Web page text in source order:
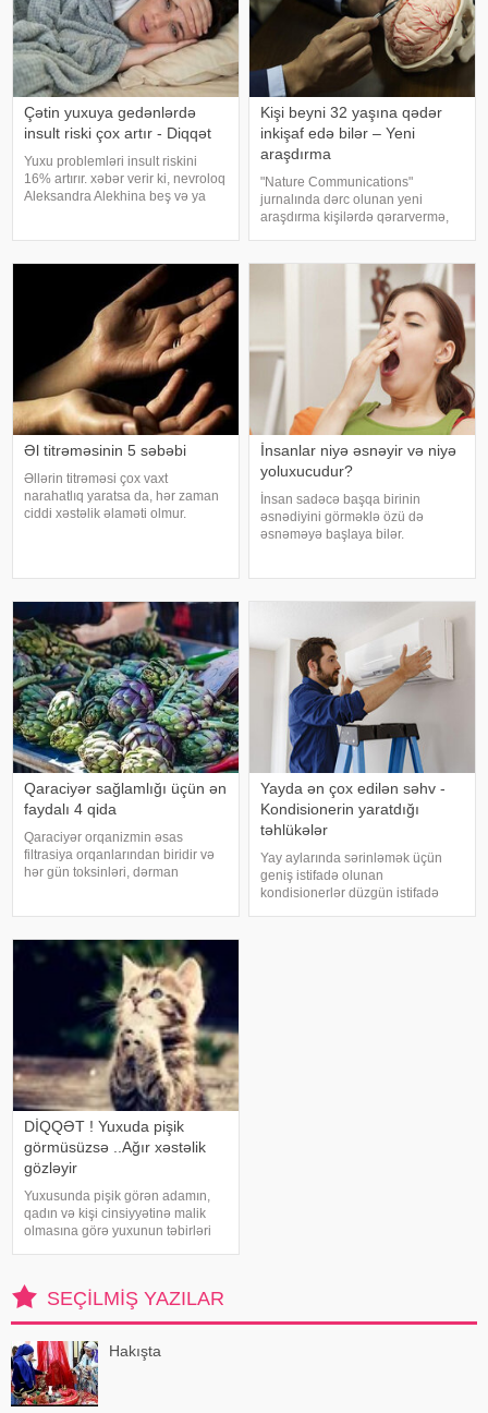
Çətin yuxuya gedənlərdə
insult riski çox artır - Diqqət
Yuxu problemləri insult riskini
16% artırır. xəbər verir ki, nevroloq
Aleksandra Alekhina beş və ya
artdığını deyib. İnsult ciddi və
Kişi beyni 32 yaşına qədər
inkişaf edə bilər – Yeni
araşdırma
"Nature Communications"
jurnalında dərc olunan yeni
araşdırma kişilərdə qərarvermə,
olan beyin nahiyələrinin orta
hesabla 32 yaşına qədər inkişa
Əl titrəməsinin 5 səbəbi
Əllərin titrəməsi çox vaxt
narahatlıq yaratsa da, hər zaman
ciddi xəstəlik əlaməti olmur.
qalxa bilər. Fransız mətbuatın
İnsanlar niyə əsnəyir və niyə
yoluxucudur?
İnsan sadəcə başqa birinin
əsnədiyini görməklə özü də
əsnəməyə başlaya bilər.
verir ki, əsnəmək insan
Qaraciyər sağlamlığı üçün ən
faydalı 4 qida
Qaraciyər orqanizmin əsas
filtrasiya orqanlarından biridir və
hər gün toksinləri, dərman
federal ekspert onkologiya
klinikalar
Yayda ən çox edilən səhv -
Kondisionerin yaratdığı
təhlükələr
Yay aylarında sərinləmək üçün
geniş istifadə olunan
kondisionerlər düzgün istifadə
DİQQƏT ! Yuxuda pişik
görmüsüzsə ..Ağır xəstəlik
gözləyir
Yuxusunda pişik görən adamın,
qadın və kişi cinsiyyətinə malik
olmasına görə yuxunun təbirləri
həyatında diqqətsiz bir şəxsiyyətə
sahib olduğu, ətrafındak
SEÇILMIŞ YAZILAR
Hakışta